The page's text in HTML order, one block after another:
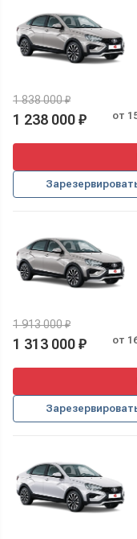
1 838 000 ₽
1 238 000 ₽ от
1 913 000 ₽
1 313 000 ₽ от